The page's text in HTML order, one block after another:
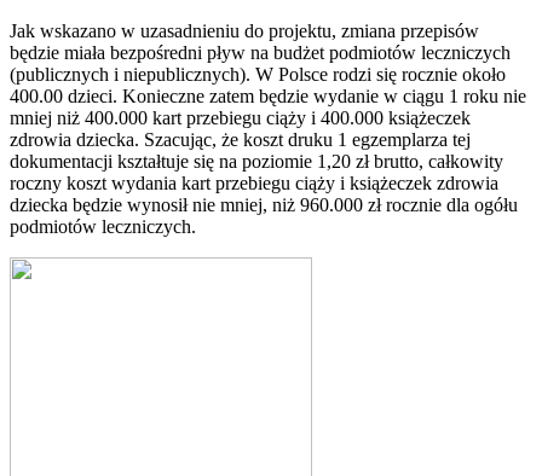
Jak wskazano w uzasadnieniu do projektu, zmiana przepisów
będzie miała bezpośredni pływ na budżet podmiotów leczniczych
(publicznych i niepublicznych). W Polsce rodzi się rocznie około
400.00 dzieci. Konieczne zatem będzie wydanie w ciągu 1 roku nie
mniej niż 400.000 kart przebiegu ciąży i 400.000 książeczek
zdrowia dziecka. Szacując, że koszt druku 1 egzemplarza tej
dokumentacji kształtuje się na poziomie 1,20 zł brutto, całkowity
roczny koszt wydania kart przebiegu ciąży i książeczek zdrowia
dziecka będzie wynosił nie mniej, niż 960.000 zł rocznie dla ogółu
podmiotów leczniczych.